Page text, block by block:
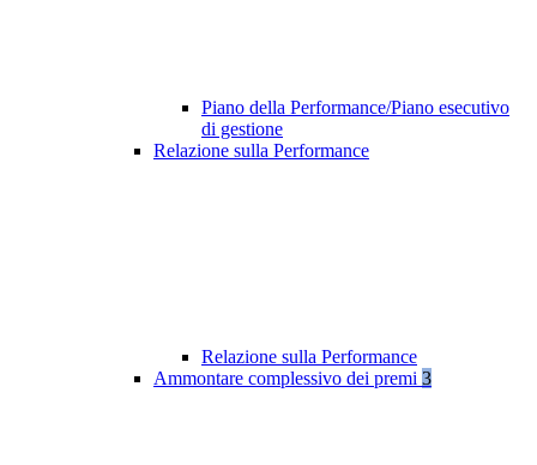
Piano della Performance/Piano esecutivo
di gestione
Relazione sulla Performance
Relazione sulla Performance
Ammontare complessivo dei premi 3